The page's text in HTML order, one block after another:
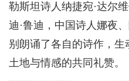
勒斯坦诗人纳捷宛·达尔
迪·鲁迪，中国诗人娜夜
别朗诵了各自的诗作，生
土地与情感的共同礼赞。